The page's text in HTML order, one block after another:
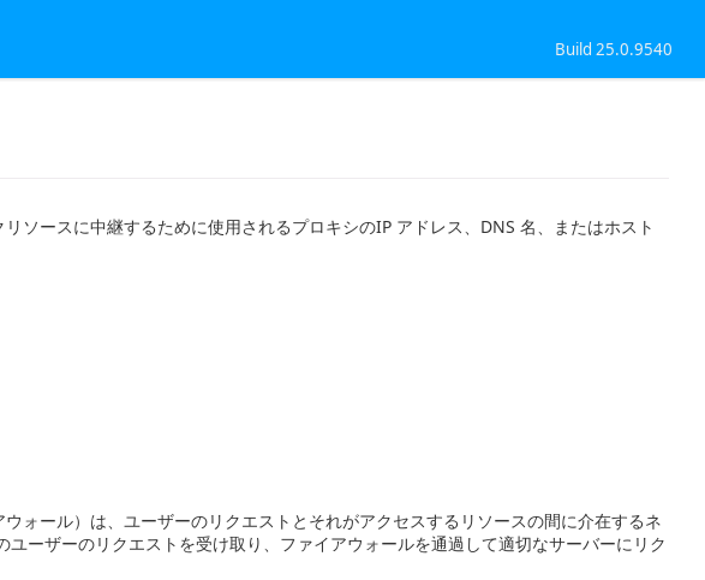
Build 25.0.9540
ソースに中継するために使用されるプロキシのIP アドレス、DNS 名、またはホスト
ォール）は、ユーザーのリクエストとそれがアクセスするリソースの間に介在するネ
ーザーのリクエストを受け取り、ファイアウォールを通過して適切なサーバーにリク